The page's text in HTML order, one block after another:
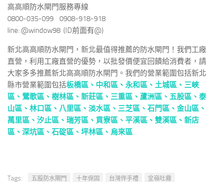
高高順防水閘門服務專線
0800-035-099 0908-918-918
line: @window98 (ID前面有@)
新北高高順防水閘門，新北最值得推薦的防水閘門！我們工廠
直營，利用工廠直營的優勢，以批發價便宜回饋給消費者，請
大家多多推薦新北高高順防水閘門。我們的營業範圍包括新北
縣市營業範圍包括板橋區、 中和區 、 永和區 、 土城區 、 三峽
區 、 鶯歌區 、 樹林區 、 新莊區 、 三重區 、 蘆洲區 、 五股區 、 泰
山區 、 林口區 、 八里區 、 淡水區 、 三芝區 、 石門區 、 金山區 、
萬里區 、 汐止區 、 瑞芳區 、 貢寮區 、 平溪區 、 雙溪區 、 新店
區 、 深坑區 、 石碇區 、 坪林區 、 烏來區
Tags: 五股防水閘門 十年保固 台灣伴手禮
坌嶺吐霧